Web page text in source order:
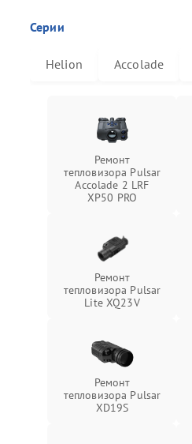
Серии
Helion Accolade
Ремонт
тепловизора Pulsar
Accolade 2 LRF
XP50 PRO
Ремонт
тепловизора Pulsar
Lite XQ23V
Ремонт
тепловизора Pulsar
XD19S